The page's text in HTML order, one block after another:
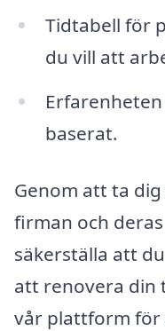
Tidtabell för
du vill att
baserat.
Genom att ta
firman och
säkerställa att
att renovera din
vår plattform för